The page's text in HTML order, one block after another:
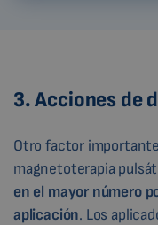
3. Acciones de
Otro factor
magnetoterapia
en el mayor número
aplicación. Los